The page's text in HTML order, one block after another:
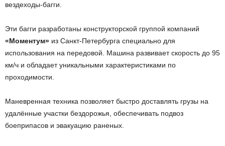
вездеходы-багги.
Эти багги разработаны конструкторской группой компаний
«Моментум» из Санкт-Петербурга специально для
использования на передовой. Машина развивает скорость до 95
км/ч и обладает уникальными характеристиками по
проходимости.
Маневренная техника позволяет быстро доставлять грузы на
удалённые участки бездорожья, обеспечивать подвоз
боеприпасов и эвакуацию раненых.